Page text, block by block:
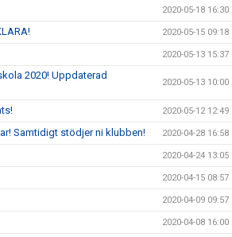
2020-05-18 16:30
2020-05-15 09:18
2020-05-13 15:37
2020! Uppdaterad
2020-05-13 10:00
2020-05-12 12:49
Samtidigt stödjer ni klubben! 2020-04-28 16:58
2020-04-24 13:05
2020-04-15 08:57
2020-04-09 09:57
2020-04-08 16:00